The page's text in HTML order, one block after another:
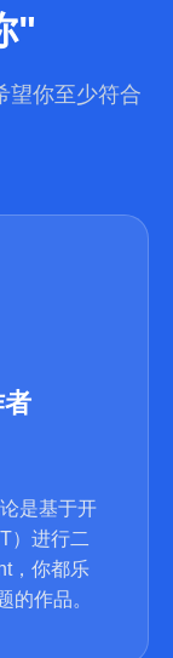
"
望你至少符合
是基于开
）进行二
，你都乐
的作品。